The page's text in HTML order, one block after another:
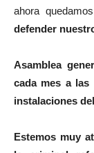
ahora
defender
Asamblea
cada mes a las
instalaciones
Estemos muy